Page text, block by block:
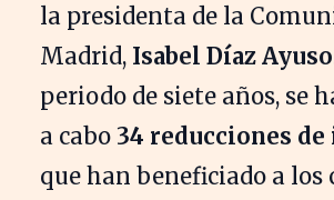
la presidenta de la
Madrid, Isabel Díaz Ayuso
periodo de siete años, se
a cabo 34 reducciones
que han beneficiado a los